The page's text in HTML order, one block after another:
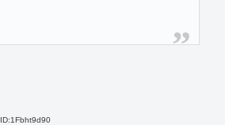
ID:1Fbht9d90